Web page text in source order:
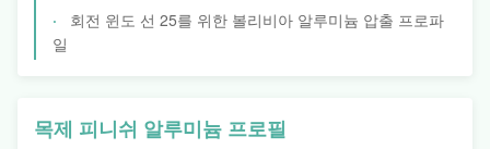
회전 윈도 선 25를 위한 볼리비아 알루미늄 압출 프로파
일
목제 피니쉬 알루미늄 프로필